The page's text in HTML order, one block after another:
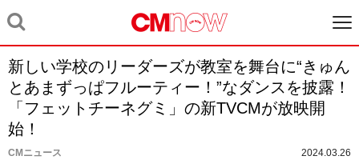
新しい学校のリーダーズが教室を舞台に“きゅん
とあまずっぱフルーティー！”なダンスを披露！
「フェットチーネグミ」の新TVCMが放映開
始！
CMニュース 2024.03.26